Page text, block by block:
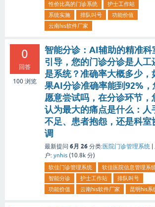
性价比高的门诊系统
护士工作站
系统实施
排队叫号
功能价值
云南his软件厂家
0
回答
100 浏览
智能分诊：AI辅助的精准科
引导，您的门诊分诊是人工
是系统？准确率大概多少，
果AI分诊准确率能到92%，
愿意尝试吗，在分诊环节，
认为最大的痛点是什么：人
不足、患者抱怨，还是科室
调
最新提问 6月 26 分类:医院门诊管理系统 |
户: ynhis (10.8k 分)
软佳门诊管理系统
软佳医院信息管理系
智能分诊
护士工作站
排队叫号
功能价值
云南his软件厂家 昆明his系